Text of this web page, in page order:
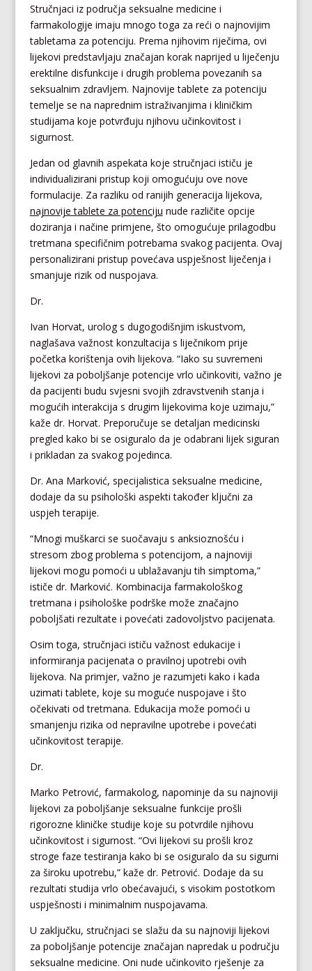
Stručnjaci iz područja seksualne medicine i
farmakologije imaju mnogo toga za reći o najnovijim
tabletama za potenciju. Prema njihovim riječima, ovi
lijekovi predstavljaju značajan korak naprijed u liječenju
erektilne disfunkcije i drugih problema povezanih sa
seksualnim zdravljem. Najnovije tablete za potenciju
temelje se na naprednim istraživanjima i kliničkim
studijama koje potvrđuju njihovu učinkovitost i
sigurnost.
Jedan od glavnih aspekata koje stručnjaci ističu je
individualizirani pristup koji omogućuju ove nove
formulacije. Za razliku od ranijih generacija lijekova,
najnovije tablete za potenciju nude različite opcije
doziranja i načine primjene, što omogućuje prilagodbu
tretmana specifičnim potrebama svakog pacijenta. Ovaj
personalizirani pristup povećava uspješnost liječenja i
smanjuje rizik od nuspojava.
Dr.
Ivan Horvat, urolog s dugogodišnjim iskustvom,
naglašava važnost konzultacija s liječnikom prije
početka korištenja ovih lijekova. “Iako su suvremeni
lijekovi za poboljšanje potencije vrlo učinkoviti, važno je
da pacijenti budu svjesni svojih zdravstvenih stanja i
mogućih interakcija s drugim lijekovima koje uzimaju,”
kaže dr. Horvat. Preporučuje se detaljan medicinski
pregled kako bi se osiguralo da je odabrani lijek siguran
i prikladan za svakog pojedinca.
Dr. Ana Marković, specijalistica seksualne medicine,
dodaje da su psihološki aspekti također ključni za
uspjeh terapije.
“Mnogi muškarci se suočavaju s anksioznošću i
stresom zbog problema s potencijom, a najnoviji
lijekovi mogu pomoći u ublažavanju tih simptoma,”
ističe dr. Marković. Kombinacija farmakološkog
tretmana i psihološke podrške može značajno
poboljšati rezultate i povećati zadovoljstvo pacijenata.
Osim toga, stručnjaci ističu važnost edukacije i
informiranja pacijenata o pravilnoj upotrebi ovih
lijekova. Na primjer, važno je razumjeti kako i kada
uzimati tablete, koje su moguće nuspojave i što
očekivati od tretmana. Edukacija može pomoći u
smanjenju rizika od nepravilne upotrebe i povećati
učinkovitost terapije.
Dr.
Marko Petrović, farmakolog, napominje da su najnoviji
lijekovi za poboljšanje seksualne funkcije prošli
rigorozne kliničke studije koje su potvrdile njihovu
učinkovitost i sigurnost. “Ovi lijekovi su prošli kroz
stroge faze testiranja kako bi se osiguralo da su sigurni
za široku upotrebu,” kaže dr. Petrović. Dodaje da su
rezultati studija vrlo obećavajući, s visokim postotkom
uspješnosti i minimalnim nuspojavama.
U zaključku, stručnjaci se slažu da su najnoviji lijekovi
za poboljšanje potencije značajan napredak u području
seksualne medicine. Oni nude učinkovito rješenje za